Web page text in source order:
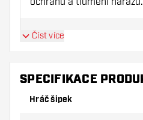
Snadné umístění na
přesnému přizpůsobení.
Chrání jak stěny, tak
poškozením.
Číst více
SPECIFIKACE
Hráč šipek